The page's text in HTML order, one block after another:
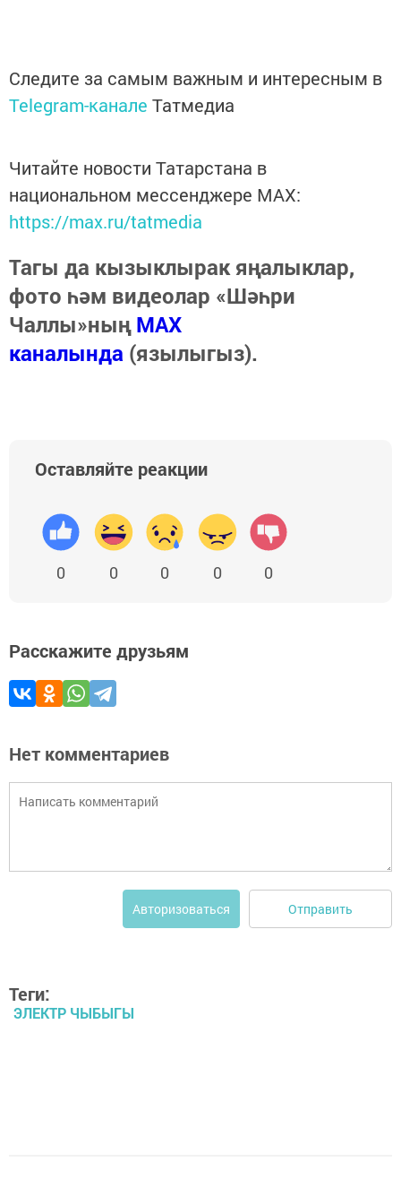
Следите за самым важным и интересным в
Telegram-канале Татмедиа
Читайте новости Татарстана в
национальном мессенджере MАХ:
https://max.ru/tatmedia
Тагы да кызыклырак яңалыклар,
фото һәм видеолар «Шәһри
Чаллы»ныңMAX
каналында (язылыгыз).
Оставляйте реакции
0 0 0 0 0
Расскажите друзьям
Нет комментариев
Авторизоваться Отправить
Теги:
ЭЛЕКТР ЧЫБЫГЫ